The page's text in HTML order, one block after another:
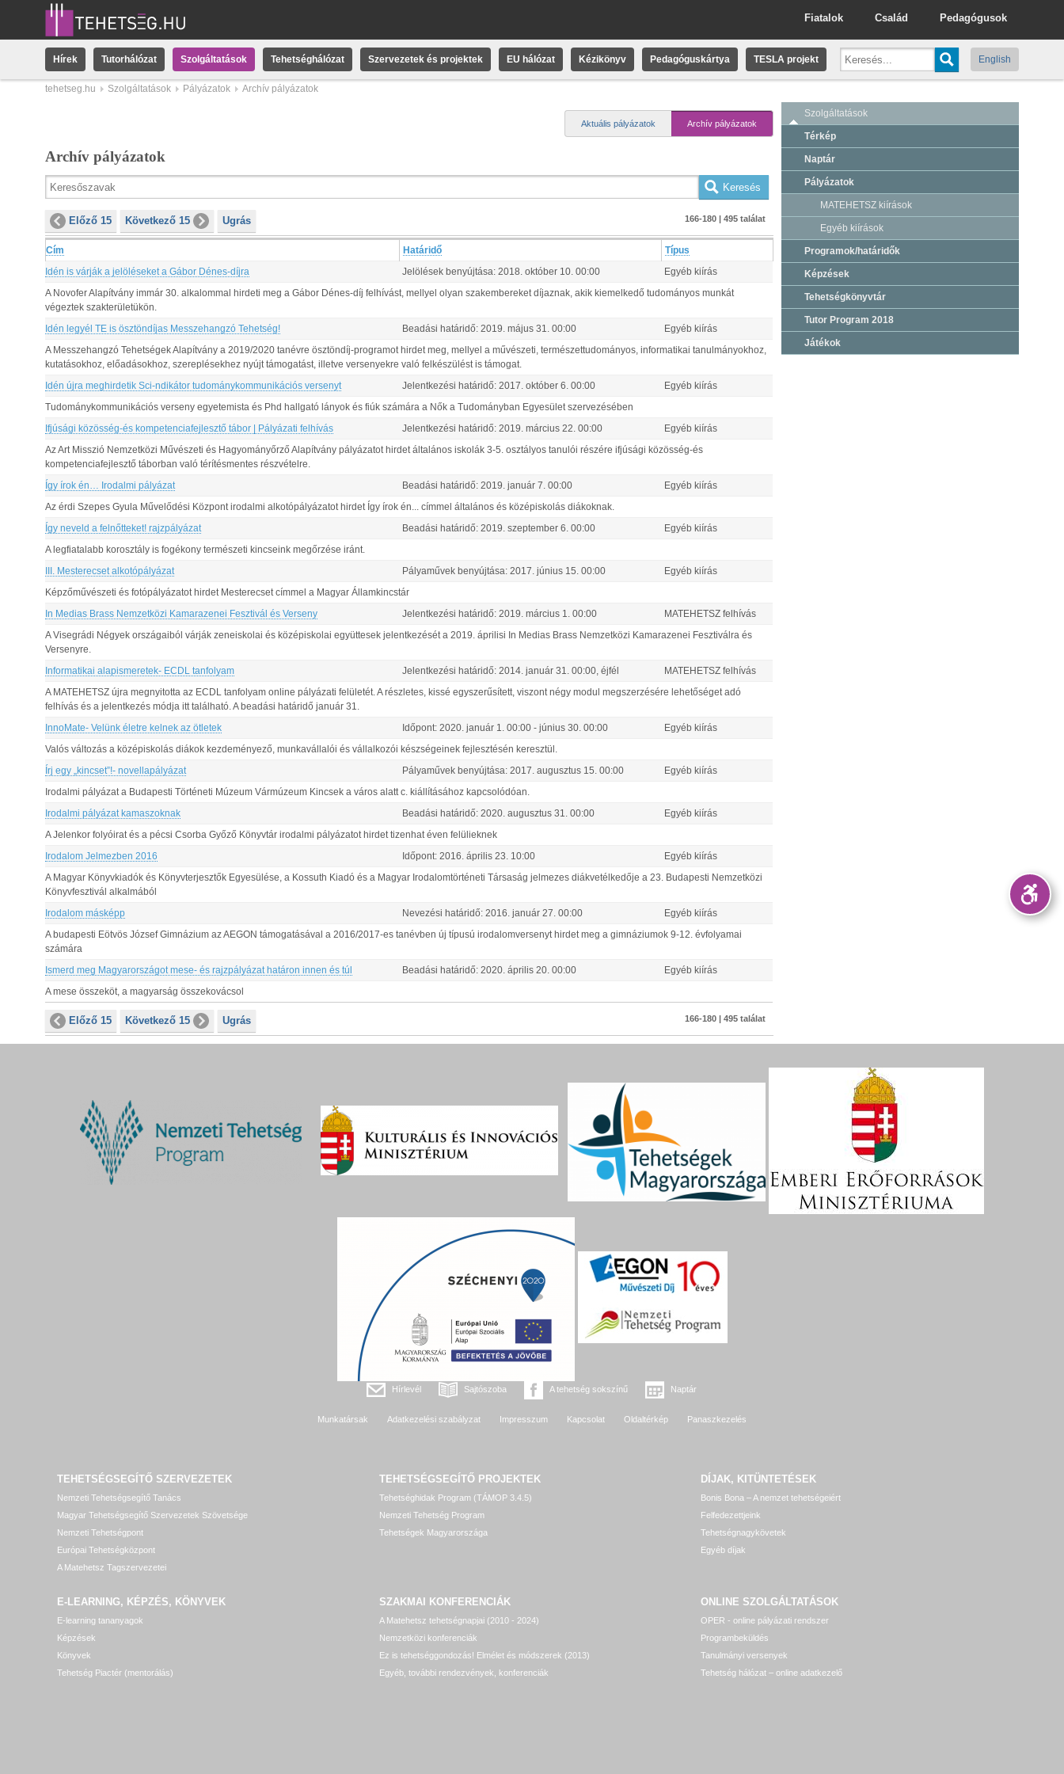
Pedagógusok
Család
Fiatalok
Hírek Tutorhálózat Szolgáltatások Tehetséghálózat Szervezetek és projektek EU hálózat Kézikönyv Pedagóguskártya TESLA projekt English
tehetseg.hu Szolgáltatások Pályázatok Archív pályázatok
Aktuális pályázatok Archív pályázatok
Archív pályázatok
Előző 15 Következő 15 Ugrás 166-180 | 495 találat
Cím Határidő Típus
Idén is várják a jelöléseket a Gábor Dénes-díjra Jelölések benyújtása: 2018. október 10 00:00 Egyéb kiírás
A Novofer Alapítvány immár 30. alkalommal hirdeti meg a Gábor Dénes-díj felhívást, mellyel olyan szakembereket díjaznak, akik kiemelkedő tudományos munkát
végeztek szakterületükön.
Idén legyél TE is ösztöndíjas Messzehangzó Tehetség! Beadási határidő: 2019. május 31 00:00 Egyéb kiírás
A Messzehangzó Tehetségek Alapítvány a 2019/2020 tanévre ösztöndíj-programot hirdet meg, mellyel a művészeti, természettudományos, informatikai tanulmányokhoz,
kutatásokhoz, előadásokhoz, szereplésekhez nyújt támogatást, illetve versenyekre való felkészülést is támogat.
Idén újra meghirdetik Sci-ndikátor tudománykommunikációs versenyt Jelentkezési határidő: 2017. október 6 00:00 Egyéb kiírás
Tudománykommunikációs verseny egyetemista és Phd hallgató lányok és fiúk számára a Nők a Tudományban Egyesület szervezésében
Ifjúsági közösség-és kompetenciafejlesztő tábor | Pályázati felhívás Jelentkezési határidő: 2019. március 22 00:00 Egyéb kiírás
Az Art Misszió Nemzetközi Művészeti és Hagyományőrző Alapítvány pályázatot hirdet általános iskolák 3-5. osztályos tanulói részére ifjúsági közösség-és
kompetenciafejlesztő táborban való térítésmentes részvételre.
Így írok én… Irodalmi pályázat Beadási határidő: 2019. január 7 00:00 Egyéb kiírás
Az érdi Szepes Gyula Művelődési Központ irodalmi alkotópályázatot hirdet Így írok én... címmel általános és középiskolás diákoknak.
Így neveld a felnőtteket! rajzpályázat Beadási határidő: 2019. szeptember 6 00:00 Egyéb kiírás
A legfiatalabb korosztály is fogékony természeti kincseink megőrzése iránt.
III. Mesterecset alkotópályázat Pályaművek benyújtása: 2017. június 15 00:00 Egyéb kiírás
Képzőművészeti és fotópályázatot hirdet Mesterecset címmel a Magyar Államkincstár
In Medias Brass Nemzetközi Kamarazenei Fesztivál és Verseny Jelentkezési határidő: 2019. március 1 00:00 MATEHETSZ felhívás
A Visegrádi Négyek országaiból várják zeneiskolai és középiskolai együttesek jelentkezését a 2019. áprilisi In Medias Brass Nemzetközi Kamarazenei Fesztiválra és
Versenyre.
Informatikai alapismeretek- ECDL tanfolyam Jelentkezési határidő: 2014. január 31 00:00 , éjfél MATEHETSZ felhívás
A MATEHETSZ újra megnyitotta az ECDL tanfolyam online pályázati felületét. A részletes, kissé egyszerűsített, viszont négy modul megszerzésére lehetőséget adó
felhívás és a jelentkezés módja itt található. A beadási határidő január 31.
InnoMate- Velünk életre kelnek az ötletek Időpont: 2020. január 1 00:00 - június 30 00:00 Egyéb kiírás
Valós változás a középiskolás diákok kezdeményező, munkavállalói és vállalkozói készségeinek fejlesztésén keresztül.
Írj egy „kincset”!- novellapályázat Pályaművek benyújtása: 2017. augusztus 15 00:00 Egyéb kiírás
Irodalmi pályázat a Budapesti Történeti Múzeum Vármúzeum Kincsek a város alatt c. kiállításához kapcsolódóan.
Irodalmi pályázat kamaszoknak Beadási határidő: 2020. augusztus 31 00:00 Egyéb kiírás
A Jelenkor folyóirat és a pécsi Csorba Győző Könyvtár irodalmi pályázatot hirdet tizenhat éven felülieknek
Irodalom Jelmezben 2016 Időpont: 2016. április 23 10:00 Egyéb kiírás
A Magyar Könyvkiadók és Könyvterjesztők Egyesülése, a Kossuth Kiadó és a Magyar Irodalomtörténeti Társaság jelmezes diákvetélkedője a 23. Budapesti Nemzetközi
Könyvfesztivál alkalmából
Irodalom másképp Nevezési határidő: 2016. január 27 00:00 Egyéb kiírás
A budapesti Eötvös József Gimnázium az AEGON támogatásával a 2016/2017-es tanévben új típusú irodalomversenyt hirdet meg a gimnáziumok 9-12. évfolyamai
számára
Ismerd meg Magyarországot mese- és rajzpályázat határon innen és túl Beadási határidő: 2020. április 20 00:00 Egyéb kiírás
A mese összeköt, a magyarság összekovácsol
Előző 15 Következő 15 Ugrás 166-180 | 495 találat
Szolgáltatások
Térkép
Naptár
Pályázatok
MATEHETSZ kiírások
Egyéb kiírások
Programok/határidők
Képzések
Tehetségkönyvtár
Tutor Program 2018
Játékok
Hírlevél Sajtószoba A tehetség sokszínű Naptár
Munkatársak Adatkezelési szabályzat Impresszum Kapcsolat Oldaltérkép Panaszkezelés
TEHETSÉGSEGÍTŐ SZERVEZETEK
Nemzeti Tehetségsegítő Tanács
Magyar Tehetségsegítő Szervezetek Szövetsége
Nemzeti Tehetségpont
Európai Tehetségközpont
A Matehetsz Tagszervezetei
TEHETSÉGSEGÍTŐ PROJEKTEK
Tehetséghidak Program (TÁMOP 3.4.5)
Nemzeti Tehetség Program
Tehetségek Magyarországa
DÍJAK, KITÜNTETÉSEK
Bonis Bona – A nemzet tehetségeiért
Felfedezettjeink
Tehetségnagykövetek
Egyéb díjak
E-LEARNING, KÉPZÉS, KÖNYVEK
E-learning tananyagok
Képzések
Könyvek
Tehetség Piactér (mentorálás)
SZAKMAI KONFERENCIÁK
A Matehetsz tehetségnapjai (2010 - 2024)
Nemzetközi konferenciák
Ez is tehetséggondozás! Elmélet és módszerek (2013)
Egyéb, további rendezvények, konferenciák
ONLINE SZOLGÁLTATÁSOK
OPER - online pályázati rendszer
Programbeküldés
Tanulmányi versenyek
Tehetség hálózat – online adatkezelő